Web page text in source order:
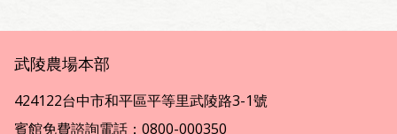
武陵農場本部
424122台中市和平區平等里武陵路3-1號
賓館免費諮詢電話：0800-000350